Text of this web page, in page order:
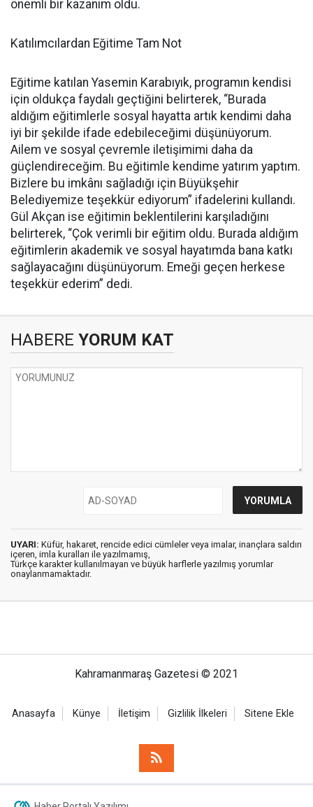
önemli bir kazanım oldu.
Katılımcılardan Eğitime Tam Not
Eğitime katılan Yasemin Karabıyık, programın kendisi
için oldukça faydalı geçtiğini belirterek, “Burada
aldığım eğitimlerle sosyal hayatta artık kendimi daha
iyi bir şekilde ifade edebileceğimi düşünüyorum.
Ailem ve sosyal çevremle iletişimimi daha da
güçlendireceğim. Bu eğitimle kendime yatırım yaptım.
Bizlere bu imkânı sağladığı için Büyükşehir
Belediyemize teşekkür ediyorum” ifadelerini kullandı.
Gül Akçan ise eğitimin beklentilerini karşıladığını
belirterek, “Çok verimli bir eğitim oldu. Burada aldığım
eğitimlerin akademik ve sosyal hayatımda bana katkı
sağlayacağını düşünüyorum. Emeği geçen herkese
teşekkür ederim” dedi.
HABERE YORUM KAT
UYARI: Küfür, hakaret, rencide edici cümleler veya imalar, inançlara saldırı
içeren, imla kuralları ile yazılmamış,
Türkçe karakter kullanılmayan ve büyük harflerle yazılmış yorumlar
onaylanmamaktadır.
Kahramanmaraş Gazetesi © 2021
Anasayfa Künye İletişim Gizlilik İlkeleri Sitene Ekle